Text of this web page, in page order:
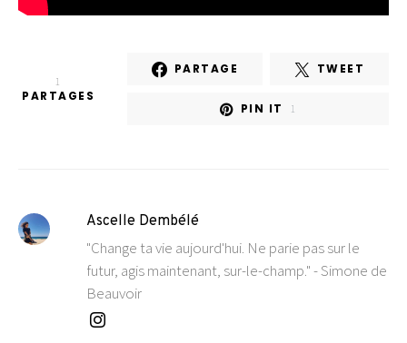
1
PARTAGES
PARTAGE TWEET
PIN IT 1
Ascelle Dembélé
"Change ta vie aujourd'hui. Ne parie pas sur le
futur, agis maintenant, sur-le-champ." - Simone de
Beauvoir